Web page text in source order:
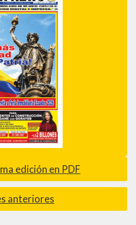
edición en PDF
anteriores